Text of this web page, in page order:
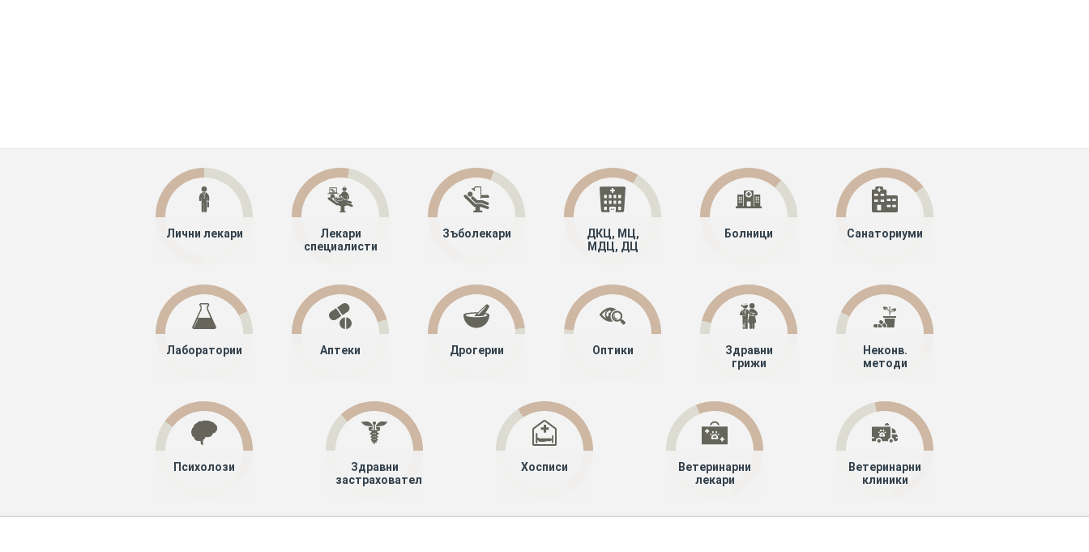
Лични лекари
Лекари
специалисти
Зъболекари
ДКЦ, МЦ,
МДЦ, ДЦ
Болници Санаториуми
Лаборатории Аптеки Дрогерии Оптики
Здравни
грижи
Неконв.
методи
Психолози
Здравни
застрахователи
Хосписи
Ветеринарни
лекари
Ветеринарни
клиники